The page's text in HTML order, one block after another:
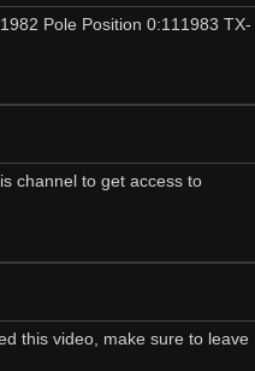
Pole Position 0:111983 TX-
channel to get access to
this video, make sure to leave